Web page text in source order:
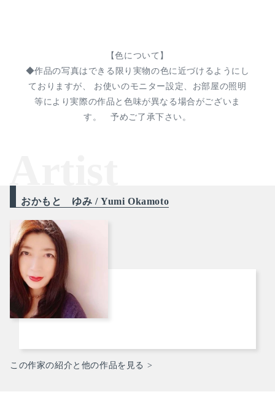
【色について】
◆作品の写真はできる限り実物の色に近づけるようにし
ておりますが、 お使いのモニター設定、お部屋の照明
等により実際の作品と色味が異なる場合がございま
す。 予めご了承下さい。
おかもと ゆみ / Yumi Okamoto
この作家の紹介と他の作品を見る >